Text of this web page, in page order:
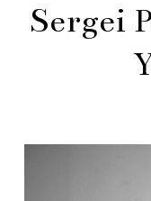
Sergei